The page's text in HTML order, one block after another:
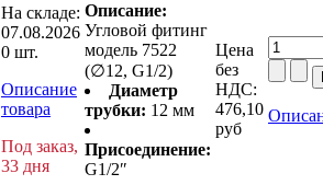
На складе:
07.08.2026
0 шт.
Описание
товара
Под заказ,
33 дня
Описание:
Угловой фитинг
модель 7522
(∅12, G1/2)
Диаметр
трубки: 12 мм
Присоединение:
G1/2″
Цена
без
НДС:
476,10
руб